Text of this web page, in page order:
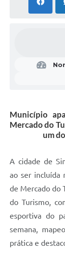
Município
Mercado do
um
A cidade de
ao ser incluída
de Mercado do
do Turismo,
esportiva do
semana,
prática e